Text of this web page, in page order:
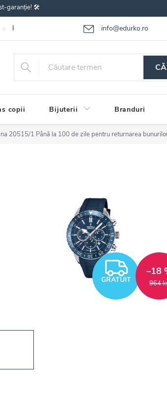
garanție! 🛠️
info@edurko.ro
Reclamațiile bunurilor Întrebări frecvente
copii Bijuterii Branduri
20515/1 Până la 100 de zile pentru returnarea
GRATUIT 964
–18